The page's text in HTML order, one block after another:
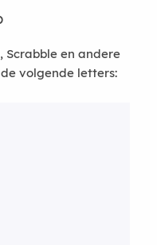
en andere
volgende letters: